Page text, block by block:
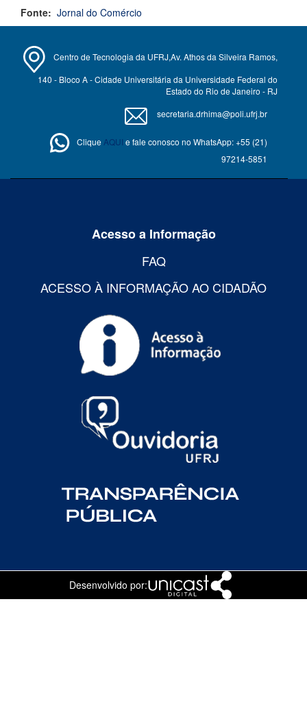
Fonte: Jornal do Comércio
Centro de Tecnologia da UFRJ,Av. Athos da Silveira Ramos,
140 - Bloco A - Cidade Universitária da Universidade Federal do
Estado do Rio de Janeiro - RJ
secretaria.drhima@poli.ufrj.br
Clique AQUI e fale conosco no WhatsApp: +55 (21)
97214-5851
Acesso a Informação
FAQ
ACESSO À INFORMAÇÃO AO CIDADÃO
Desenvolvido por: